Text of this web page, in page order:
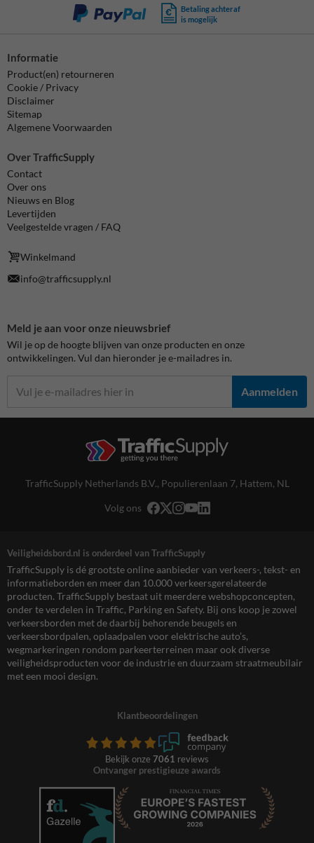
Betaling achteraf
is mogelijk
Informatie
Product(en) retourneren
Cookie / Privacy
Disclaimer
Sitemap
Algemene Voorwaarden
Over TrafficSupply
Contact
Over ons
Nieuws en Blog
Levertijden
Veelgestelde vragen / FAQ
Winkelmand
info@trafficsupply.nl
Meld je aan voor onze nieuwsbrief
Wil je op de hoogte blijven van onze producten en onze
ontwikkelingen. Vul dan hieronder je e-mailadres in.
Aanmelden
TrafficSupply Netherlands B.V., Populierenlaan 7, Hattem, NL
Volg ons
Veiligheidsbord.nl is onderdeel van TrafficSupply
TrafficSupply is dé grootste online aanbieder van verkeers-, tekst- en
informatieborden en meer dan 10.000 verkeersgerelateerde
producten. TrafficSupply bestaat uit meerdere webshopconcepten,
onder te verdelen in Traffic, Parking en Safety. Bij ons koop je zowel
verkeersborden met de daarbij behorende beugels en
verkeersbordpalen, oplaadpalen voor elektrische auto’s,
wegmarkeringen rondom parkeerterreinen maar ook diverse
veiligheidsproducten voor de industrie en duurzaam straatmeubilair
met een mooi design.
Klantbeoordelingen
Bekijk onze 7061 reviews
Ontvanger prestigieuze awards